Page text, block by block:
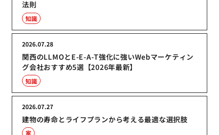
法則
知識
関西のLLMOとE-E-A-T強化に強いWebマーケティン
グ会社おすすめ5選【2026年最新】
2026.07.28
知識
建物の寿命とライフプランから考える最適な選択肢
2026.07.27
家